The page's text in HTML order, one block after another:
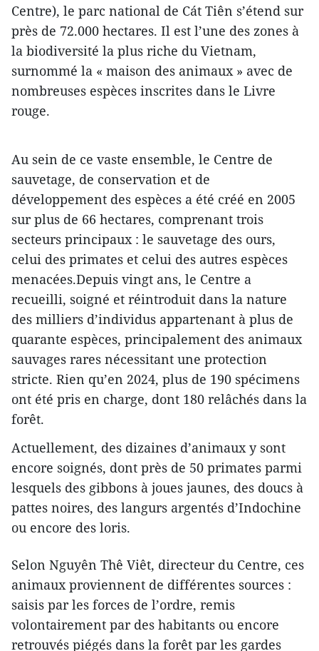
Centre), le parc national de Cát Tiên s’étend sur
près de 72.000 hectares. Il est l’une des zones à
la biodiversité la plus riche du Vietnam,
surnommé la « maison des animaux » avec de
nombreuses espèces inscrites dans le Livre
rouge.
Au sein de ce vaste ensemble, le Centre de
sauvetage, de conservation et de
développement des espèces a été créé en 2005
sur plus de 66 hectares, comprenant trois
secteurs principaux : le sauvetage des ours,
celui des primates et celui des autres espèces
menacées.Depuis vingt ans, le Centre a
recueilli, soigné et réintroduit dans la nature
des milliers d’individus appartenant à plus de
quarante espèces, principalement des animaux
sauvages rares nécessitant une protection
stricte. Rien qu’en 2024, plus de 190 spécimens
ont été pris en charge, dont 180 relâchés dans la
forêt.
Actuellement, des dizaines d’animaux y sont
encore soignés, dont près de 50 primates parmi
lesquels des gibbons à joues jaunes, des doucs à
pattes noires, des langurs argentés d’Indochine
ou encore des loris.
Selon Nguyên Thê Viêt, directeur du Centre, ces
animaux proviennent de différentes sources :
saisis par les forces de l’ordre, remis
volontairement par des habitants ou encore
retrouvés piégés dans la forêt par les gardes